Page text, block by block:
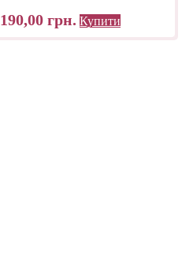
190,00грн. Купити